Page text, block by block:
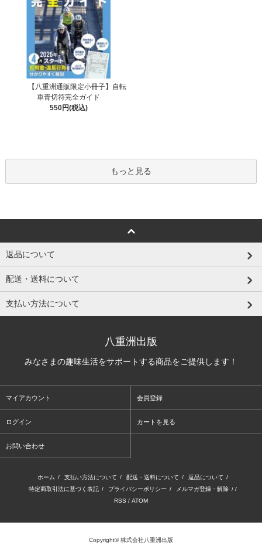
【八重洲通販限定小冊子】自転
車青切符完全ガイド
550円(税込)
もっと見る
返品について
配送・送料について
支払い方法について
八重洲出版
みなさまの趣味生活をサポートする商品をご提供します！
マイアカウント 会員登録
ログイン カートを見る
お問い合わせ
ホーム / 支払い方法について / 配送・送料について / 返品について /
特定商取引法に基づく表記 / プライバシーポリシー / メルマガ登録・解除 / /
RSS / ATOM
Copyright© 株式会社八重洲出版